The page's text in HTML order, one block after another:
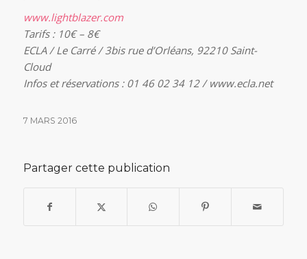
www.lightblazer.com
Tarifs : 10€ – 8€
ECLA / Le Carré / 3bis rue d’Orléans, 92210 Saint-
Cloud
Infos et réservations : 01 46 02 34 12 / www.ecla.net
7 MARS 2016
Partager cette publication